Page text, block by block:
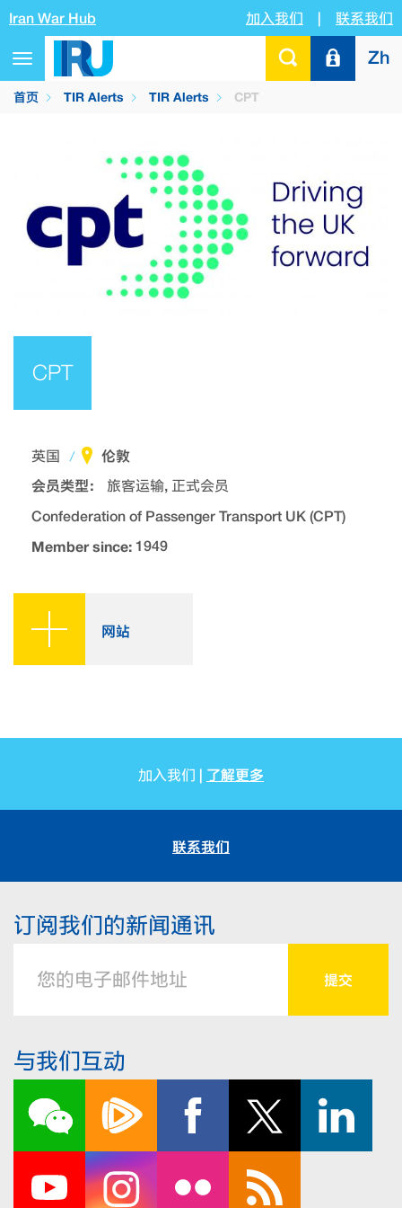
Iran War Hub 加入我们 | 联系我们
Toggle
navigation
Zh
首页 TIR Alerts TIR Alerts CPT
CPT
英国
伦敦
会员类型：
旅客运输, 正式会员
Confederation of Passenger Transport UK (CPT)
Member since: 1949
网站
加入我们 | 了解更多
联系我们
订阅我们的新闻通讯
与我们互动